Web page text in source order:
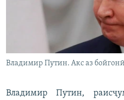
Владимир Путин. Акс аз бойгонӣ
Владимир Путин,